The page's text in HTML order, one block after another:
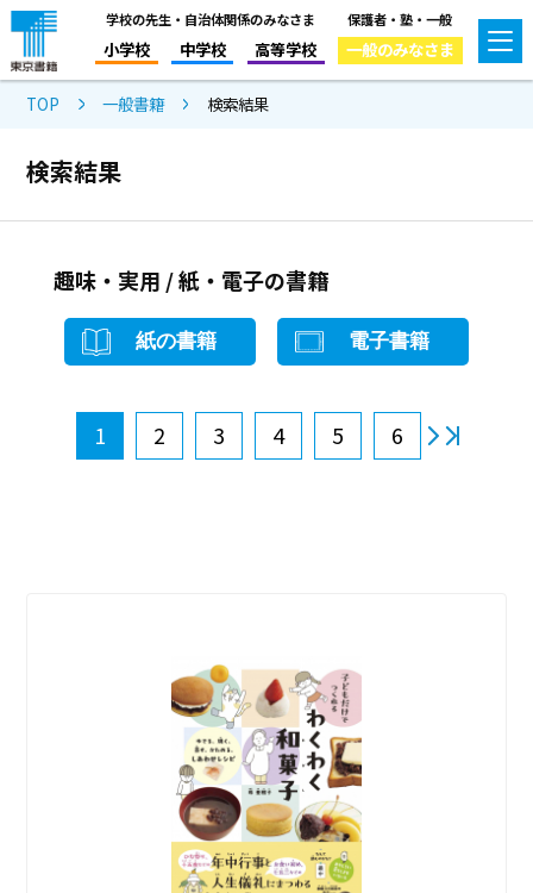
学校の先生・自治体関係のみなさま
小学校 中学校 高等学校
保護者・塾・一般
一般のみなさま
TOP 一般書籍 検索結果
検索結果
趣味・実用 / 紙・電子の書籍
紙の書籍 電子書籍
1 2 3 4 5 6